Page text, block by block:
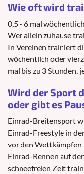
Wie oft wird
0,5 - 6 mal wöchentlich
Wer allein zuhause
In Vereinen trainiert
wöchentlich oder
mal bis zu 3 Stunden,
Wird der Sport
oder gibt es
Einrad-Breitensport
Einrad-Freestyle in
vor den Wettkämpfen
Einrad-Rennen auf
schneefreien Zeit